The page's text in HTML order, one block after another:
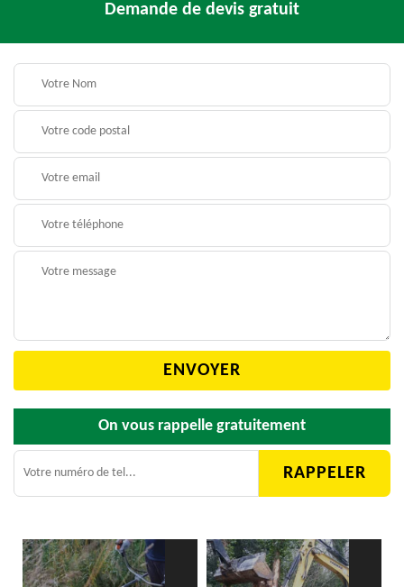
Demande de devis gratuit
On vous rappelle gratuitement